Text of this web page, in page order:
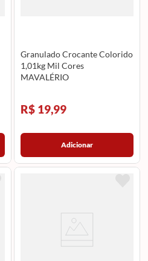
Granulado Crocante Colorido
1,01kg Mil Cores
MAVALÉRIO
R$ 19,99
Adicionar